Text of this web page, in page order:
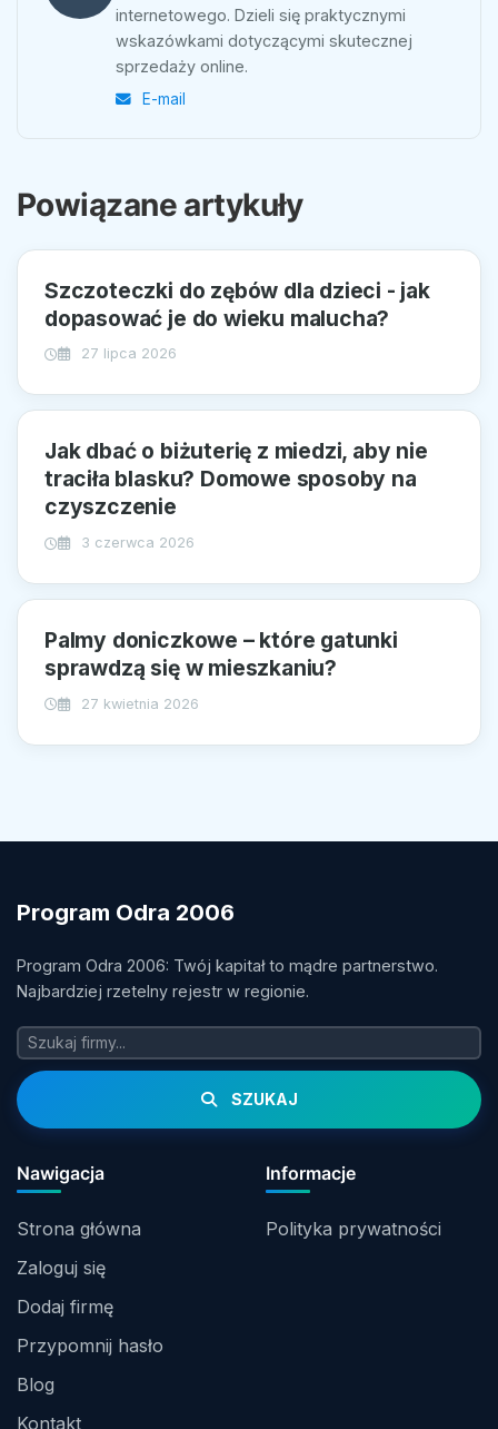
internetowego. Dzieli się praktycznymi
wskazówkami dotyczącymi skutecznej
sprzedaży online.
E-mail
Powiązane artykuły
Szczoteczki do zębów dla dzieci - jak
dopasować je do wieku malucha?
27 lipca 2026
Jak dbać o biżuterię z miedzi, aby nie
traciła blasku? Domowe sposoby na
czyszczenie
3 czerwca 2026
Palmy doniczkowe – które gatunki
sprawdzą się w mieszkaniu?
27 kwietnia 2026
Program Odra 2006
Program Odra 2006: Twój kapitał to mądre partnerstwo.
Najbardziej rzetelny rejestr w regionie.
SZUKAJ
Nawigacja
Strona główna
Zaloguj się
Dodaj firmę
Przypomnij hasło
Blog
Kontakt
Informacje
Polityka prywatności